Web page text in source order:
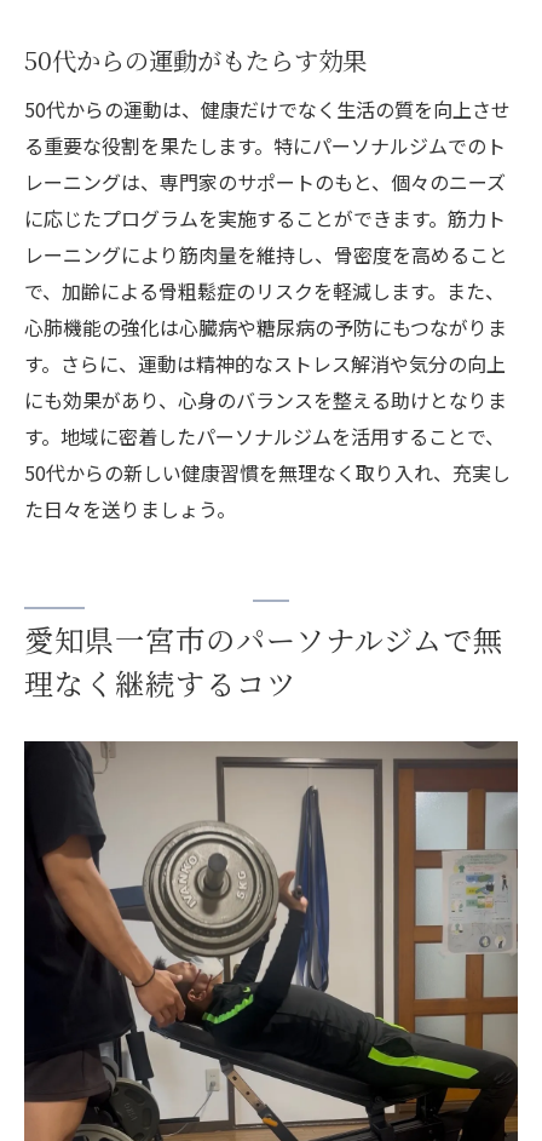
50代からの運動がもたらす効果
50代からの運動は、健康だけでなく生活の質を向上させ
る重要な役割を果たします。特にパーソナルジムでのト
レーニングは、専門家のサポートのもと、個々のニーズ
に応じたプログラムを実施することができます。筋力ト
レーニングにより筋肉量を維持し、骨密度を高めること
で、加齢による骨粗鬆症のリスクを軽減します。また、
心肺機能の強化は心臓病や糖尿病の予防にもつながりま
す。さらに、運動は精神的なストレス解消や気分の向上
にも効果があり、心身のバランスを整える助けとなりま
す。地域に密着したパーソナルジムを活用することで、
50代からの新しい健康習慣を無理なく取り入れ、充実し
た日々を送りましょう。
愛知県一宮市のパーソナルジムで無
理なく継続するコツ